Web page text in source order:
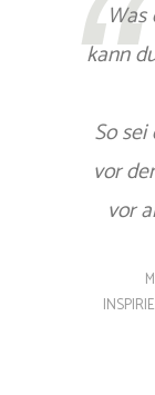
kann
So
vor
vor